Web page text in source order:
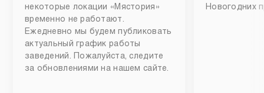
некоторые локации «Мястория»
временно не работают.
Ежедневно мы будем публиковать
актуальный график работы
заведений. Пожалуйста, следите
за обновлениями на нашем сайте.
Новогодних